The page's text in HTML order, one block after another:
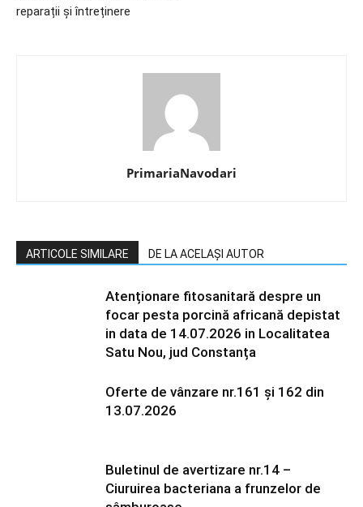
reparații și întreținere
PrimariaNavodari
ARTICOLE SIMILARE DE LA ACELAȘI AUTOR
Atenționare fitosanitară despre un
focar pesta porcină africană depistat
in data de 14.07.2026 in Localitatea
Satu Nou, jud Constanța
Oferte de vânzare nr.161 și 162 din
13.07.2026
Buletinul de avertizare nr.14 –
Ciuruirea bacteriana a frunzelor de